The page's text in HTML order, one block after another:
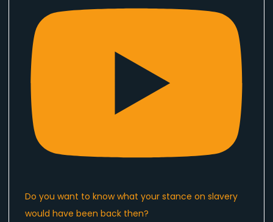
Do you want to know what your stance on slavery
would have been back then?